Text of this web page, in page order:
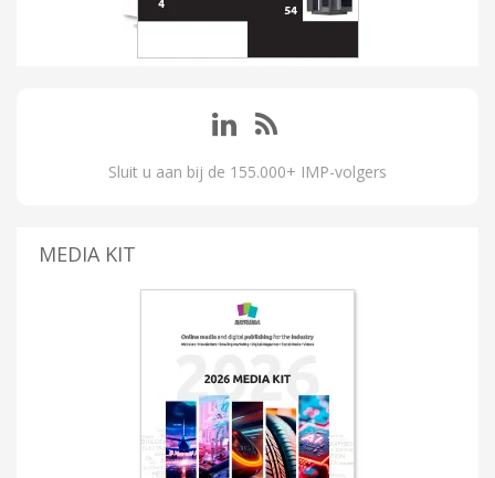
Sluit u aan bij de 155.000+ IMP-volgers
MEDIA KIT